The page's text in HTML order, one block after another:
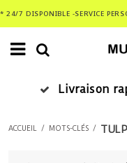
* 24/7 DISPONIBLE -SERVICE
Livraison
ACCUEIL / MOTS-CLÉS /